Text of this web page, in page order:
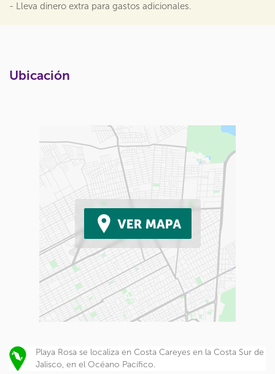
- Lleva dinero extra para gastos adicionales.
Ubicación
Playa Rosa se localiza en Costa Careyes en la Costa Sur de
Jalisco, en el Océano Pacífico.